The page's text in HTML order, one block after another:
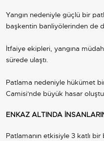
Yangın nedeniyle güçlü bir
başkentin banliyölerinden de
İtfaiye ekipleri, yangına
sürede ulaştı.
Patlama nedeniyle hükümet
Camisi'nde büyük hasar
ENKAZ ALTINDA
Patlamanın etkisiyle 3 katlı bir